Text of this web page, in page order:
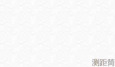
测距筒